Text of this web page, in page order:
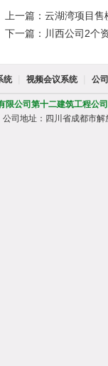
上一篇：云湖湾项目
下一篇：川西公司2个
统 视频会议系统 公
限公司第十二建筑工程公司
公司地址：四川省成都市